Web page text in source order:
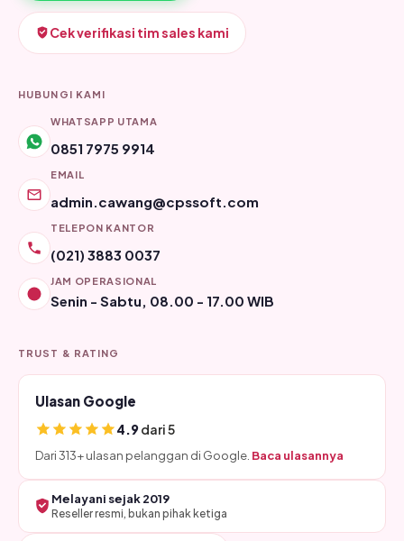
Cek verifikasi tim sales kami
HUBUNGI KAMI
WHATSAPP UTAMA
0851 7975 9914
EMAIL
admin.cawang@cpssoft.com
TELEPON KANTOR
(021) 3883 0037
JAM OPERASIONAL
Senin - Sabtu, 08.00 - 17.00 WIB
TRUST & RATING
Ulasan Google
4.9dari 5
Dari 313+ ulasan pelanggan di Google. Baca ulasannya
Melayani sejak 2019
Reseller resmi, bukan pihak ketiga